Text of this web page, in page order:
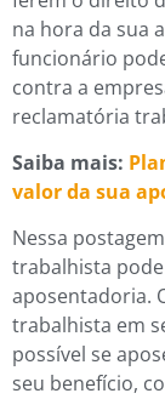
na hora da sua
funcionário
contra a
reclamatória
Saiba mais:
valor da sua
Nessa
trabalhista
aposentadoria.
trabalhista em
possível se
seu benefício,